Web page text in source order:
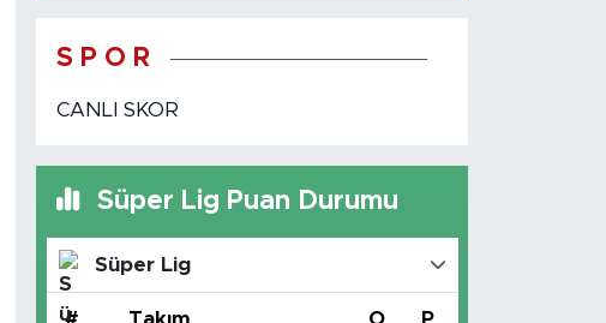
S P O R
CANLI SKOR
Süper Lig Puan Durumu
Süper Lig